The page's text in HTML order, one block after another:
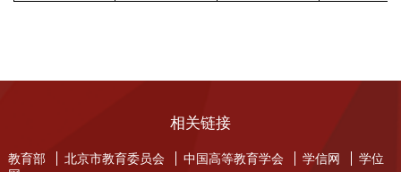
相关链接
教育部 北京市教育委员会 中国高等教育学会 学信网
学位